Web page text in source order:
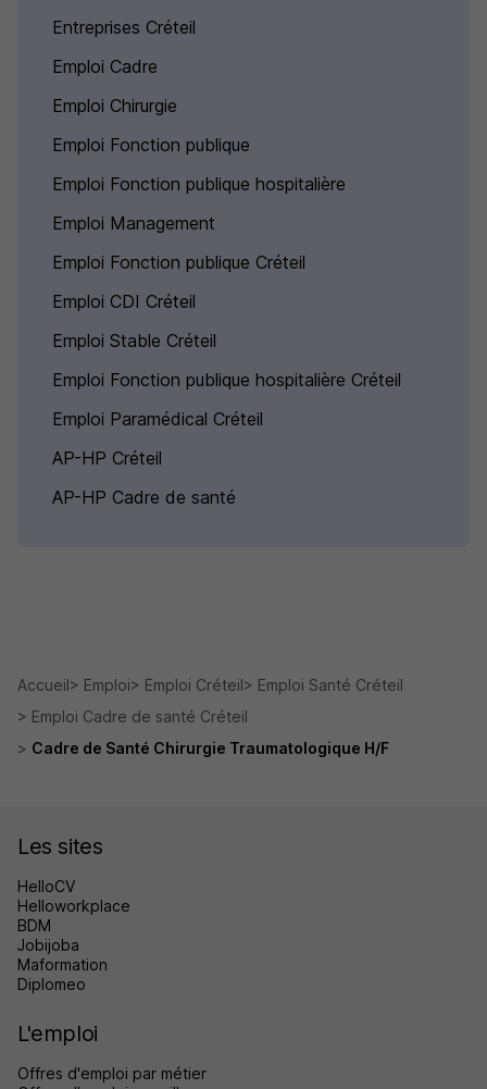
Entreprises Créteil
Emploi Cadre
Emploi Chirurgie
Emploi Fonction publique
Emploi Fonction publique hospitalière
Emploi Management
Emploi Fonction publique Créteil
Emploi CDI Créteil
Emploi Stable Créteil
Emploi Fonction publique hospitalière Créteil
Emploi Paramédical Créteil
AP-HP Créteil
AP-HP Cadre de santé
Accueil Emploi Emploi Créteil
Emploi Santé Créteil
Emploi Cadre de santé Créteil
Cadre de Santé Chirurgie Traumatologique H/F
Les sites
HelloCV
Helloworkplace
BDM
Jobijoba
Maformation
Diplomeo
L'emploi
Offres d'emploi par métier